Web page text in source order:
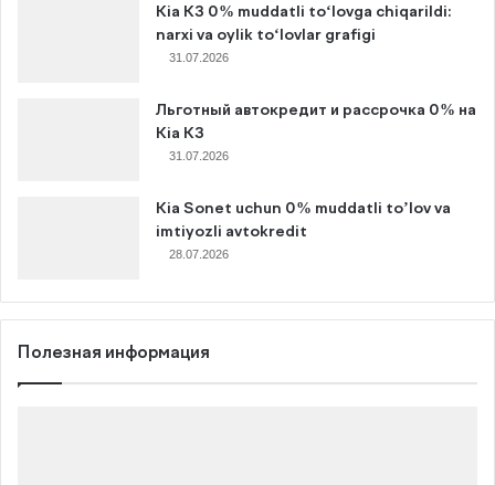
Kia K3 0% muddatli to‘lovga chiqarildi:
narxi va oylik to‘lovlar grafigi
31.07.2026
Льготный автокредит и рассрочка 0% на
Kia K3
31.07.2026
Kia Sonet uchun 0% muddatli to’lov va
imtiyozli avtokredit
28.07.2026
Полезная информация